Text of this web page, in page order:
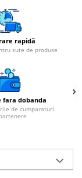
rapidă
sute de produse
fara dobanda
de cumparaturi
partenere